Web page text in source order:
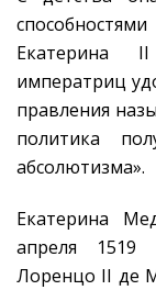
Екатерина
императриц
правления
политика
абсолютизма».
Екатерина
апреля 1519
Лоренцо II де